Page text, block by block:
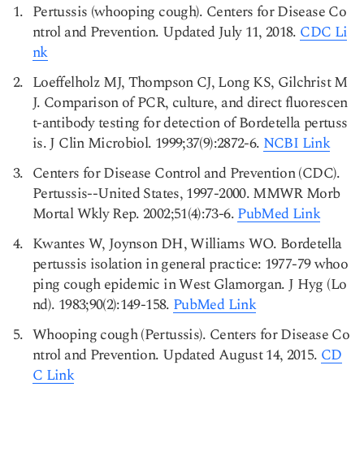
Pertussis (whooping cough). Centers for Disease Co
ntrol and Prevention. Updated July 11, 2018. CDC Li
nk
Loeffelholz MJ, Thompson CJ, Long KS, Gilchrist M
J. Comparison of PCR, culture, and direct fluorescen
t-antibody testing for detection of Bordetella pertuss
is. J Clin Microbiol. 1999;37(9):2872-6. NCBI Link
Centers for Disease Control and Prevention (CDC).
Pertussis--United States, 1997-2000. MMWR Morb
Mortal Wkly Rep. 2002;51(4):73-6.PubMed Link
Kwantes W, Joynson DH, Williams WO. Bordetella
pertussis isolation in general practice: 1977-79 whoo
ping cough epidemic in West Glamorgan. J Hyg (Lo
nd). 1983;90(2):149-158. PubMed Link
Whooping cough (Pertussis). Centers for Disease Co
ntrol and Prevention. Updated August 14, 2015. CD
C Link